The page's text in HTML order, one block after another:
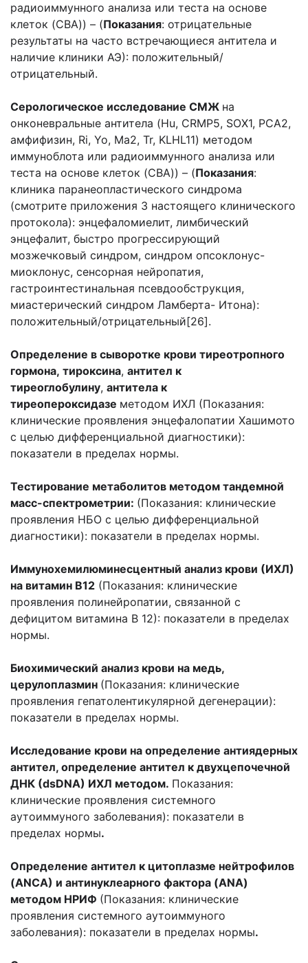
радиоиммунного анализа или теста на основе
клеток (CBA)) – (Показания: отрицательные
результаты на часто встречающиеся антитела и
наличие клиники АЭ): положительный/
отрицательный.
Серологическое исследование СМЖ на
онконевральные антитела (Hu, CRMP5, SOX1, PCA2,
амфифизин, Ri, Yo, Ma2, Tr, KLHL11) методом
иммуноблота или радиоиммунного анализа или
теста на основе клеток (CBA)) – (Показания:
клиника паранеопластического синдрома
(смотрите приложения 3 настоящего клинического
протокола): энцефаломиелит, лимбический
энцефалит, быстро прогрессирующий
мозжечковый синдром, синдром опсоклонус-
миоклонус, сенсорная нейропатия,
гастроинтестинальная псевдообструкция,
миастерический синдром Ламберта- Итона):
положительный/отрицательный[26].
Определение в сыворотке крови тиреотропного
гормона, тироксина, антител к
тиреоглобулину, антитела к
тиреопероксидазе методом ИХЛ (Показания:
клинические проявления энцефалопатии Хашимото
с целью дифференциальной диагностики):
показатели в пределах нормы.
Тестирование метаболитов методом тандемной
масс-спектрометрии: (Показания: клинические
проявления НБО с целью дифференциальной
диагностики): показатели в пределах нормы.
Иммунохемилюминесцентный анализ крови (ИХЛ)
на витамин В12 (Показания: клинические
проявления полинейропатии, связанной с
дефицитом витамина В 12): показатели в пределах
нормы.
Биохимический анализ крови на медь,
церулоплазмин (Показания: клинические
проявления гепатолентикулярной дегенерации):
показатели в пределах нормы.
Исследование крови на определение антиядерных
антител, определение антител к двухцепочечной
ДНК (dsDNA) ИХЛ методом. Показания:
клинические проявления системного
аутоиммуного заболевания): показатели в
пределах нормы.
Определение антител к цитоплазме нейтрофилов
(ANCА) и антинуклеарного фактора (ANA)
методом НРИФ (Показания: клинические
проявления системного аутоиммуного
заболевания): показатели в пределах нормы.